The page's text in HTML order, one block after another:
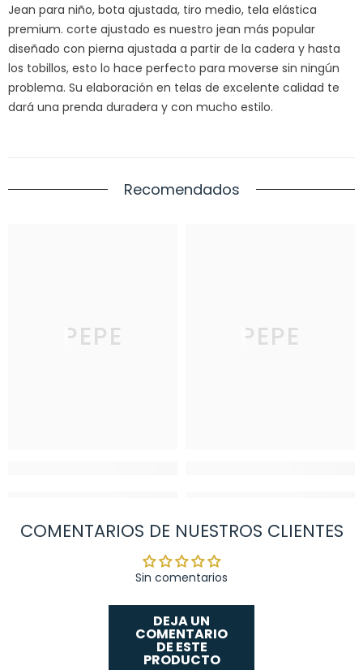
Jean para niño, bota ajustada, tiro medio, tela elástica
premium. corte ajustado es nuestro jean más popular
diseñado con pierna ajustada a partir de la cadera y hasta
los tobillos, esto lo hace perfecto para moverse sin ningún
problema. Su elaboración en telas de excelente calidad te
dará una prenda duradera y con mucho estilo.
Recomendados
PEPE PEPE
COMENTARIOS DE NUESTROS CLIENTES
Sin comentarios
DEJA UN
COMENTARIO
DE ESTE
PRODUCTO